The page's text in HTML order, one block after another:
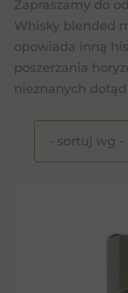
Zapraszamy do
Whisky blended
opowiada inną
poszerzania
nieznanych